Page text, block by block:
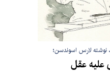
نوشته لارس اسوندسن؛
عقل